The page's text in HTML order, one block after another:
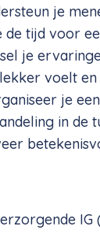
je
de tijd voor
je
voelt
je
in de
IG